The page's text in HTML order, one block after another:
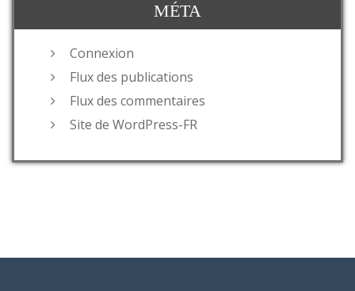
MÉTA
Connexion
Flux des publications
Flux des commentaires
Site de WordPress-FR